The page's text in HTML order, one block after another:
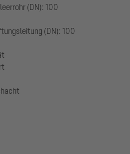
(DN): 100
(DN): 100